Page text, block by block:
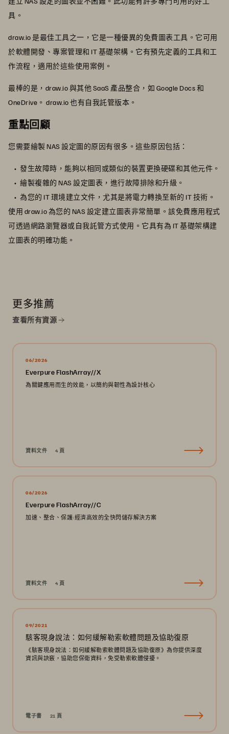
具。
draw.io 是最佳工具之一，它是一種優異的免費圖表工具。它可用
於軟體開發、專案管理和 IT 基礎架構。它有預先定義的工具和工
作流程，適用於這些使用案例。
最棒的是，draw.io 與其他 SaaS 產品整合，如 Google Docs 和
OneDrive。 draw.io 也有自我託管版本。
重點回顧
您需要繪製 NAS 設定圖的原因有很多。這些原因包括：
發生故障時，能夠以相同或類似的裝置更換硬碟和其他元件。
繪製複雜的 NAS 設定圖表，進行故障排除和升級。
為您的 IT 環境建立文件，尤其是將電力轉換至新的 IT 技術。
使用 draw.io 為您的 NAS 設定建立圖表非常簡單。該免費應用程式
可透過網路瀏覽器或自我託管方式使用。它具有為 IT 基礎架構建
立圖表的明確功能。
更多推薦
查看所有資源
06/2026
Everpure FlashArray//X
為關鍵應用而生的效能，以簡約與韌性為設計核心
資料文件 4 頁
06/2026
Everpure FlashArray//C
加速、整合、保護:經濟高效的全快閃儲存解決方案
資料文件 4 頁
09/2021
駭客現身說法：如何緩解勒索軟體問題及協助復原
《駭客現身說法：如何緩解勒索軟體問題及協助復原》為你提供深度
資訊與訣竅，協助您保衛資料，免受勒索軟體侵擾。
電子書 21 頁